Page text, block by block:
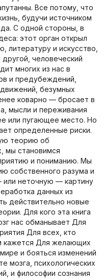
Все потому, что
будучи источником
С одной стороны, в
этот орган открыл
литературу и искусство,
человеческий
многих из нас в
и предубеждений,
безумных
коварно — бросает в
мысли и переживания
или пугающее место. Но
определенные риски.
теорию об
мы становимся
и пониманию. Мы
собственного разума и
или неточную — картину
данных из
действительно новые
Для кого эта книга
нас обманывает Для
Для всех, кто
кажется Для желающих
и бояться изменений
мозга, психологических
и философии сознания